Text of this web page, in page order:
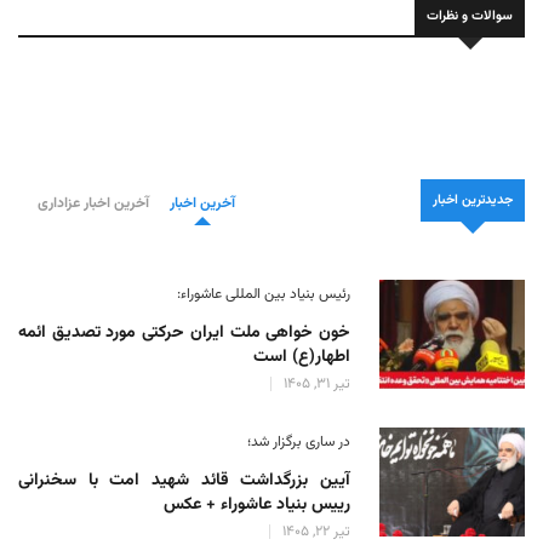
سوالات و نظرات
جدیدترین اخبار آخرین اخبار آخرین اخبار عزاداری
رئیس بنیاد بین المللی عاشوراء:
خون خواهی ملت ایران حرکتی مورد تصدیق ائمه
اطهار(ع) است
تیر 31, 1405
در ساری برگزار شد؛
آیین بزرگداشت قائد شهید امت با سخنرانی
رییس بنیاد عاشوراء + عکس
تیر 22, 1405